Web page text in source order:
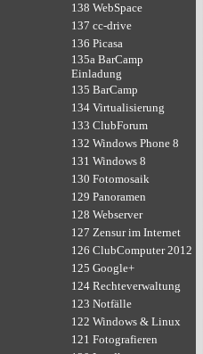
138 WebSpace
137 cc-drive
136 Picasa
135a BarCamp
Einladung
135 BarCamp
134 Virtualisierung
133 ClubForum
132 Windows Phone 8
131 Windows 8
130 Fotomosaik
129 Panoramen
128 Webserver
127 Zensur im Internet
126 ClubComputer 2012
125 Google+
124 Rechteverwaltung
123 Notfälle
122 Windows & Linux
121 Fotografieren